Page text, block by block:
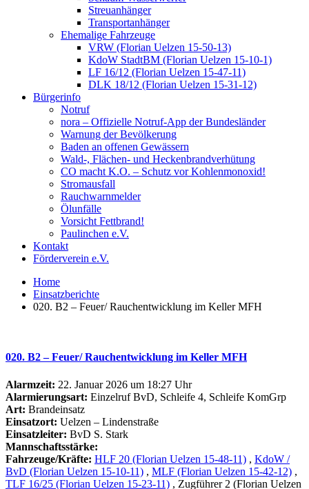
Streuanhänger
Transportanhänger
Ehemalige Fahrzeuge
VRW (Florian Uelzen 15-50-13)
KdoW StadtBM (Florian Uelzen 15-10-1)
LF 16/12 (Florian Uelzen 15-47-11)
DLK 18/12 (Florian Uelzen 15-31-12)
Bürgerinfo
Notruf
nora – Offizielle Notruf-App der Bundesländer
Warnung der Bevölkerung
Baden an offenen Gewässern
Wald-, Flächen- und Heckenbrandverhütung
CO macht K.O. – Schutz vor Kohlenmonoxid!
Stromausfall
Rauchwarnmelder
Ölunfälle
Vorsicht Fettbrand!
Paulinchen e.V.
Kontakt
Förderverein e.V.
Home
Einsatzberichte
020. B2 – Feuer/ Rauchentwicklung im Keller MFH
020. B2 – Feuer/ Rauchentwicklung im Keller MFH
Alarmzeit: 22. Januar 2026 um 18:27 Uhr
Alarmierungsart: Einzelruf BvD, Schleife 4, Schleife KomGrp
Art: Brandeinsatz
Einsatzort: Uelzen – Lindenstraße
Einsatzleiter: BvD S. Stark
Mannschaftsstärke:
Fahrzeuge/Kräfte: HLF 20 (Florian Uelzen 15-48-11) , KdoW /
BvD (Florian Uelzen 15-10-11) , MLF (Florian Uelzen 15-42-12) ,
TLF 16/25 (Florian Uelzen 15-23-11) , Zugführer 2 (Florian Uelzen